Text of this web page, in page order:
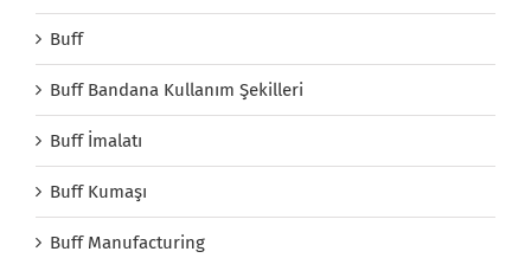
Buff
Buff Bandana Kullanım Şekilleri
Buff İmalatı
Buff Kumaşı
Buff Manufacturing